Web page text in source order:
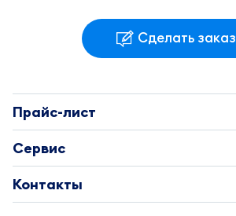
Сделать заказ
Прайс-лист
Этикетки
Сервис
Требования к макетам
Контакты